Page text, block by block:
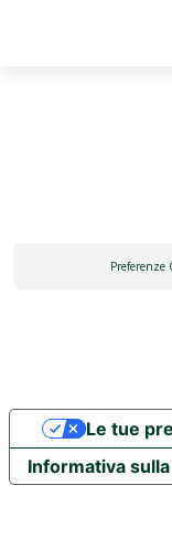
Preferenze
Informativa
Le tue